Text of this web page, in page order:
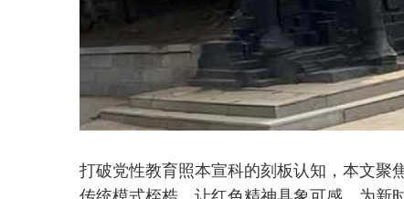
打破党性教育照本宣科的刻板认知，本文聚